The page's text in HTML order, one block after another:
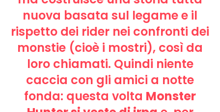
nuova basata sul legame e il
rispetto dei rider nei confronti dei
monstie (cioè i mostri), così da
loro chiamati. Quindi niente
caccia con gli amici a notte
fonda: questa volta Monster